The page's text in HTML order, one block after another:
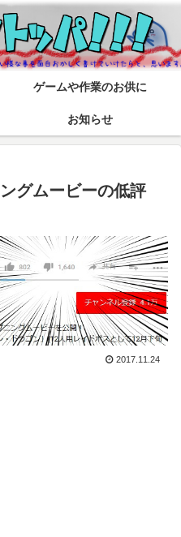
ゲームや作業のお供に
お知らせ
グムービーの低評
2017.11.24